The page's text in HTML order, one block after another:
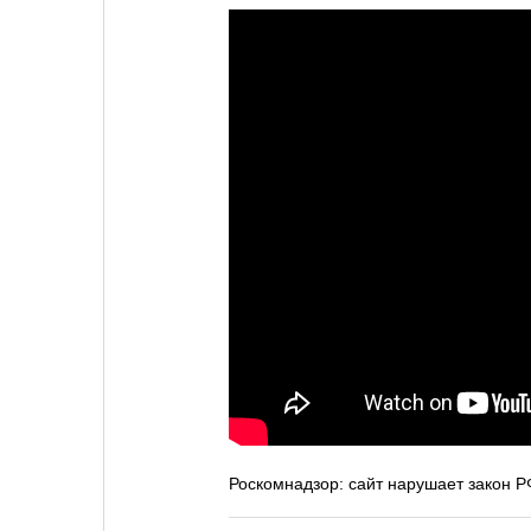
Роскомнадзор: сайт нарушает закон